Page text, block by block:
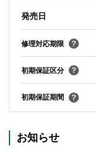
発売日
修理対応期限
初期保証区分
初期保証期間
お知らせ